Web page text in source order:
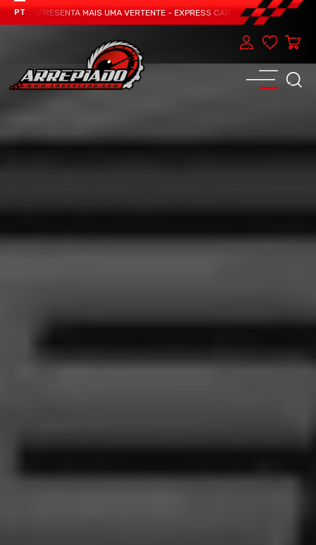
PT
APRESENTA MAIS UMA VERTENTE - EXPRESS CAR SERVICE, MANUTENÇÃO